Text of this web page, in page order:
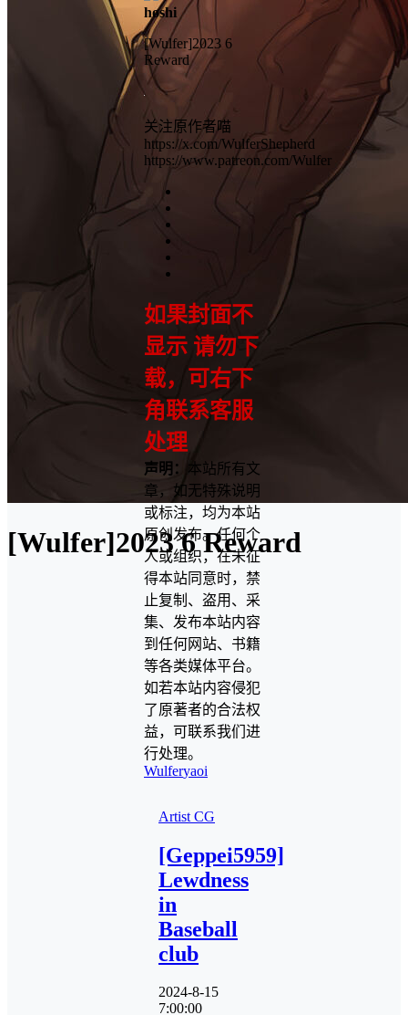
[Wulfer]2023 6 Reward
hoshi
[Wulfer]2023 6
Reward
关注原作者喵
https://x.com/WulferShepherd
https://www.patreon.com/Wulfer
如果封面不
显示 请勿下
载，可右下
角联系客服
处理
声明： 本站所有文
章，如无特殊说明
或标注，均为本站
原创发布。任何个
人或组织，在未征
得本站同意时，禁
止复制、盗用、采
集、发布本站内容
到任何网站、书籍
等各类媒体平台。
如若本站内容侵犯
了原著者的合法权
益，可联系我们进
行处理。
Wulferyaoi
Artist CG
[Geppei5959]
Lewdness
in
Baseball
club
2024-8-15
7:00:00